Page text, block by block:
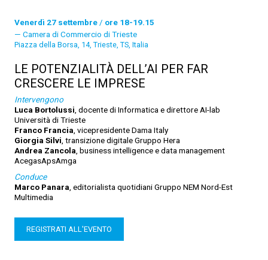
Venerdì 27 settembre / ore 18-19.15
Camera di Commercio di Trieste
Piazza della Borsa, 14, Trieste, TS, Italia
LE POTENZIALITÀ DELL’AI PER FAR
CRESCERE LE IMPRESE
Intervengono
Luca Bortolussi , docente di Informatica e direttore AI-lab
Università di Trieste
Franco Francia , vicepresidente Dama Italy
Giorgia Silvi , transizione digitale Gruppo Hera
Andrea Zancola , business intelligence e data management
AcegasApsAmga
Conduce
Marco Panara , editorialista quotidiani Gruppo NEM Nord-Est
Multimedia
REGISTRATI ALL'EVENTO